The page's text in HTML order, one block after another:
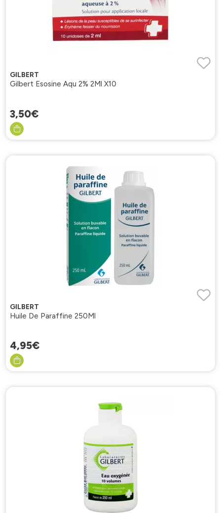
GILBERT
Gilbert Esosine Aqu 2% 2Ml X10
3,50€
GILBERT
Huile De Paraffine 250Ml
4,95€